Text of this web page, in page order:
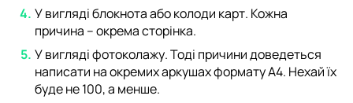
У вигляді блокнота або колоди карт. Кожна
причина – окрема сторінка.
У вигляді фотоколажу. Тоді причини доведеться
написати на окремих аркушах формату А4. Нехай їх
буде не 100, а менше.